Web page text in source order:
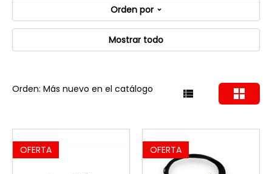
Orden por
Mostrar todo
Orden: Más nuevo en el catálogo
OFERTA OFERTA